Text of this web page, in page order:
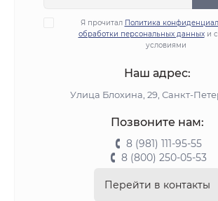
Я прочитал Политика
обработки персональных данныхи
условиями
Наш адрес:
Улица Блохина, 29, Санкт-
Позвоните нам:
8 (981) 111-95-55
8 (800) 250-05-53
Перейти в контакты